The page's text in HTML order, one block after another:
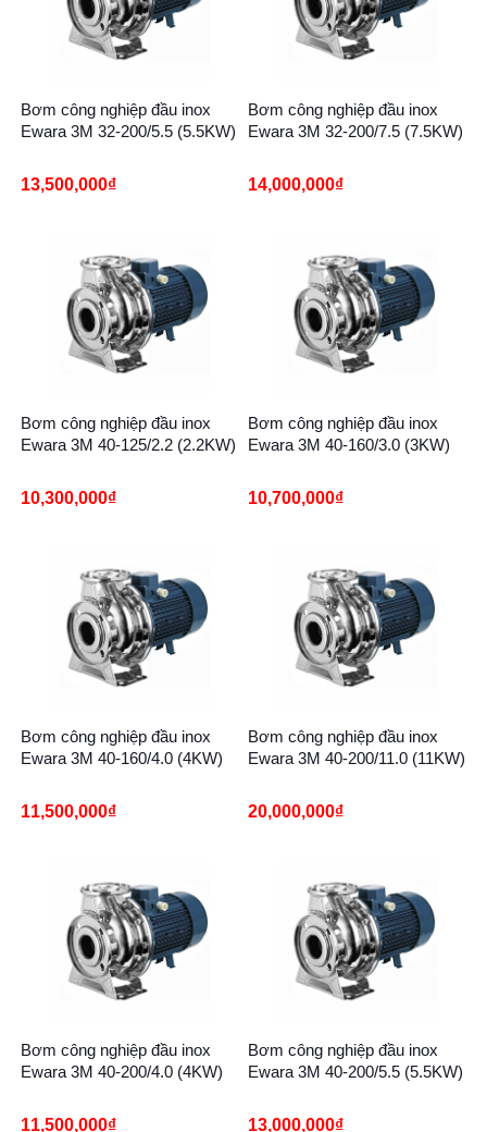
Bơm công nghiệp đầu inox
Ewara 3M 32-200/5.5 (5.5KW)
13,500,000₫
Bơm công nghiệp đầu inox
Ewara 3M 32-200/7.5 (7.5KW)
14,000,000₫
Bơm công nghiệp đầu inox
Ewara 3M 40-125/2.2 (2.2KW)
10,300,000₫
Bơm công nghiệp đầu inox
Ewara 3M 40-160/3.0 (3KW)
10,700,000₫
Bơm công nghiệp đầu inox
Ewara 3M 40-160/4.0 (4KW)
11,500,000₫
Bơm công nghiệp đầu inox
Ewara 3M 40-200/11.0 (11KW)
20,000,000₫
Bơm công nghiệp đầu inox
Ewara 3M 40-200/4.0 (4KW)
11,500,000₫
Bơm công nghiệp đầu inox
Ewara 3M 40-200/5.5 (5.5KW)
13,000,000₫